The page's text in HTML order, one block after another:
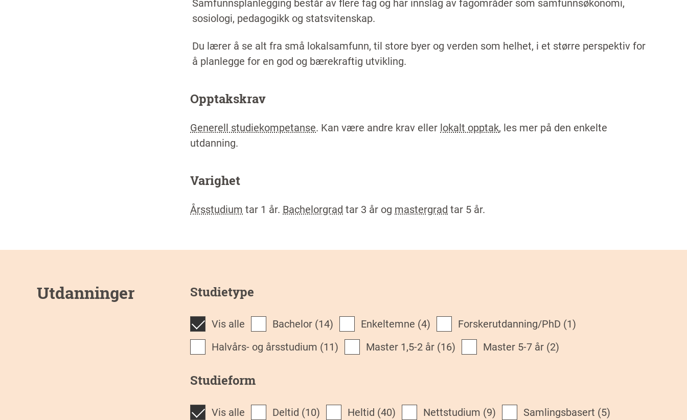
Samfunnsplanlegging består av flere fag og har innslag av fagområder som samfunnsøkonomi,
sosiologi, pedagogikk og statsvitenskap.
Du lærer å se alt fra små lokalsamfunn, til store byer og verden som helhet, i et større perspektiv for
å planlegge for en god og bærekraftig utvikling.
Opptakskrav
Generell studiekompetanse. Kan være andre krav eller lokalt opptak, les mer på den enkelte
utdanning.
Varighet
Årsstudium tar 1 år. Bachelorgrad tar 3 år og mastergrad tar 5 år.
Utdanninger Studietype
Vis alle Bachelor (14) Enkeltemne (4) Forskerutdanning/PhD (1)
Halvårs- og årsstudium (11) Master 1,5-2 år (16) Master 5-7 år (2)
Studieform
Vis alle deltid (10) heltid (40) Nettstudium (9) Samlingsbasert (5)